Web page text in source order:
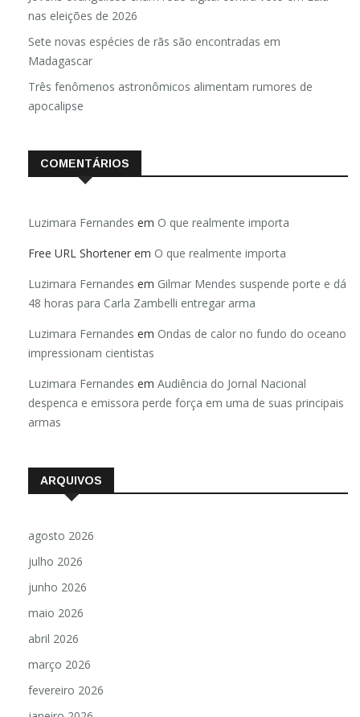
nas eleições de 2026
Sete novas espécies de rãs são encontradas em
Madagascar
Três fenômenos astronômicos alimentam rumores de
apocalipse
COMENTÁRIOS
Luzimara Fernandes em O que realmente importa
Free URL Shortener em O que realmente importa
Luzimara Fernandes em Gilmar Mendes suspende porte e dá
48 horas para Carla Zambelli entregar arma
Luzimara Fernandes em Ondas de calor no fundo do oceano
impressionam cientistas
Luzimara Fernandes em Audiência do Jornal Nacional
despenca e emissora perde força em uma de suas principais
armas
ARQUIVOS
agosto 2026
julho 2026
junho 2026
maio 2026
abril 2026
março 2026
fevereiro 2026